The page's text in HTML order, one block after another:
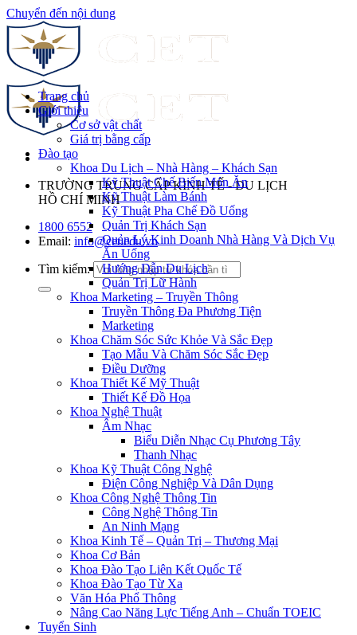
Chuyển đến nội dung
TRƯỜNG TRUNG CẤP KINH TẾ - DU LỊCH
HỒ CHÍ MINH
1800 6552
Email: info@cet.edu.vn
Tìm kiếm:
Trang chủ
Giới thiệu
Cơ sở vật chất
Giá trị bằng cấp
Đào tạo
Khoa Du Lịch – Nhà Hàng – Khách Sạn
Kỹ Thuật Chế Biến Món Ăn
Kỹ Thuật Làm Bánh
Kỹ Thuật Pha Chế Đồ Uống
Quản Trị Khách Sạn
Quản Lý Kinh Doanh Nhà Hàng Và Dịch Vụ
Ăn Uống
Hướng Dẫn Du Lịch
Quản Trị Lữ Hành
Khoa Marketing – Truyền Thông
Truyền Thông Đa Phương Tiện
Marketing
Khoa Chăm Sóc Sức Khỏe Và Sắc Đẹp
Tạo Mẫu Và Chăm Sóc Sắc Đẹp
Điều Dưỡng
Khoa Thiết Kế Mỹ Thuật
Thiết Kế Đồ Họa
Khoa Nghệ Thuật
Âm Nhạc
Biểu Diễn Nhạc Cụ Phương Tây
Thanh Nhạc
Khoa Kỹ Thuật Công Nghệ
Điện Công Nghiệp Và Dân Dụng
Khoa Công Nghệ Thông Tin
Công Nghệ Thông Tin
An Ninh Mạng
Khoa Kinh Tế – Quản Trị – Thương Mại
Khoa Cơ Bản
Khoa Đào Tạo Liên Kết Quốc Tế
Khoa Đào Tạo Từ Xa
Văn Hóa Phổ Thông
Nâng Cao Năng Lực Tiếng Anh – Chuẩn TOEIC
Tuyển Sinh